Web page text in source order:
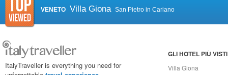
VENETO Villa Giona San Pietro in Cariano
ItalyTraveller is everything you need for
GLI HOTEL PIÙ VISTI
Villa Giona